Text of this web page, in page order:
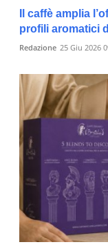
Il caffè amplia
profili aromatici
Redazione 25 Giu 2026